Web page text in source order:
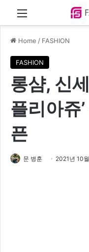
Menu
Home / FASHION
FASHION
롱샴, 신
플리아쥬
픈
문 병훈 2021년 10